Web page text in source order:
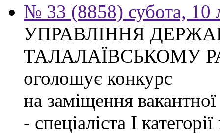
№ 33 (8858) субота, 10
УПРАВЛІННЯ
ТАЛАЛАЇВСЬКОМУ
оголошує конкурс
на заміщення
- спеціаліста І